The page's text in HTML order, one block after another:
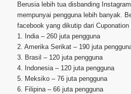
Berusia lebih tua disbanding
mempunyai pengguna lebih banyak.
facebook yang dikutip dari Cuponation
1. India – 260 juta pengguna
2. Amerika Serikat – 190 juta
3. Brasil – 120 juta pengguna
4. Indonesia – 120 juta pengguna
5. Meksiko – 76 juta pengguna
6. Filipina – 66 juta pengguna